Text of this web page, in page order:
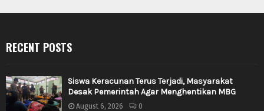
RECENT POSTS
Siswa Keracunan Terus Terjadi, Masyarakat
Desak Pemerintah Agar Menghentikan MBG
August 6, 2026 0